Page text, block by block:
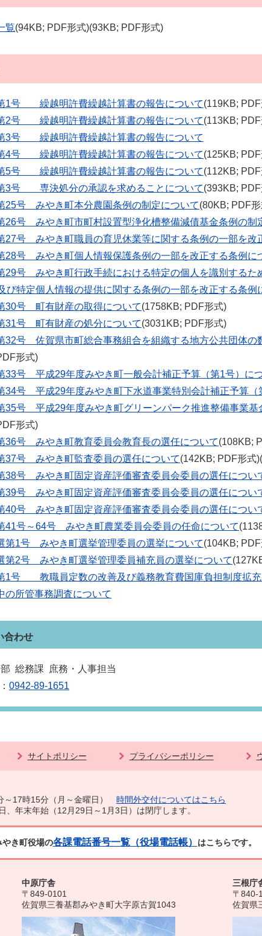
覧(94KB; PDF形式)(93KB; PDF形式)
1号 繰越明許費繰越計算書の報告について(119KB;
2号 繰越明許費繰越計算書の報告について(113KB;
3号 繰越明許費繰越計算書の報告について
4号 繰越明許費繰越計算書の報告について(125KB;
5号 繰越明許費繰越計算書の報告について(112KB;
3号 専決処分の承認を求めることについて(393KB;
25号 みやき町本分農園条例の制定について(80KB; PDF
26号 みやき町市町村設置型浄化槽整備減債基金条例の制
27号 みやき町職員の育児休業等に関する条例の一部を改
28号 みやき町個人情報保護条例の一部を改正する条例に
29号 みやき町行政手続における特定の個人を識別するた
び特定個人情報の提供に関する条例の一部を改正する条例
30号 町有財産の取得について(1758KB; PDF形式)
31号 町有財産の処分について(3031KB; PDF形式)
32号 佐賀県市町総合事務組合を組織する地方公共団体の
形式)
33号 平成29年度みやき町一般会計補正予算（第1号）に
34号 平成29年度みやき町下水道事業特別会計補正予算（
35号 平成29年度みやき町グリーンパーク推進整備事業基
形式)
36号 みやき町教育委員会教育長の選任について(108KB;
37号 みやき町監査委員の選任について(142KB; PDF形式
38号 みやき町固定資産評価審査委員会委員の選任につい
39号 みやき町固定資産評価審査委員会委員の選任につい
40号 みやき町固定資産評価審査委員会委員の選任につい
41号～64号 みやき町農業委員会委員の任命について
第1号 みやき町選挙管理委員の選挙について(104KB;
第2号 みやき町選挙管理委員補充員の選挙について
1号 教職員定数の改善及び義務教育費国庫負担制度拡充
の所管事務調査について
合わせ
総務課 庶務・人事担当
0942-89-1651
サイトポリシー プライバシーポリシー
～17時15分（月～金曜日） 時間外交付についてはこちら
、年末年始（12月29日～1月3日）は閉庁します。
やき町役場の各課電話番号一覧（役場電話帳） はこちらです。
中原庁舎
〒849-0101
佐賀県三養基郡みやき町大字原古賀1043
三根庁
〒840-
佐賀県